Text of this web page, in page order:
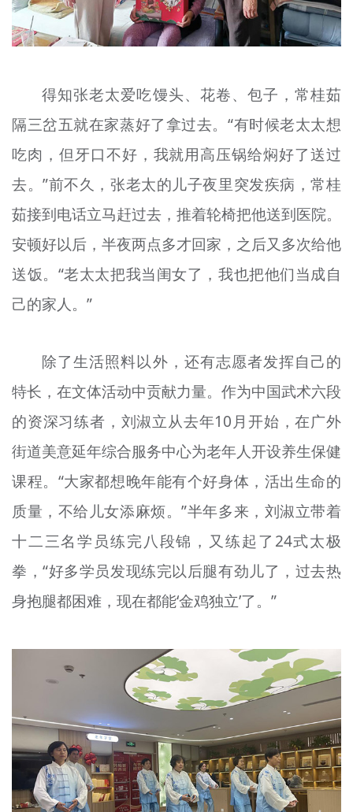
得知张老太爱吃馒头、花卷、包子，常桂茹
隔三岔五就在家蒸好了拿过去。“有时候老太太想
吃肉，但牙口不好，我就用高压锅给焖好了送过
去。”前不久，张老太的儿子夜里突发疾病，常桂
茹接到电话立马赶过去，推着轮椅把他送到医院。
安顿好以后，半夜两点多才回家，之后又多次给他
送饭。“老太太把我当闺女了，我也把他们当成自
己的家人。”
除了生活照料以外，还有志愿者发挥自己的
特长，在文体活动中贡献力量。作为中国武术六段
的资深习练者，刘淑立从去年10月开始，在广外
街道美意延年综合服务中心为老年人开设养生保健
课程。“大家都想晚年能有个好身体，活出生命的
质量，不给儿女添麻烦。”半年多来，刘淑立带着
十二三名学员练完八段锦，又练起了24式太极
拳，“好多学员发现练完以后腿有劲儿了，过去热
身抱腿都困难，现在都能‘金鸡独立’了。”